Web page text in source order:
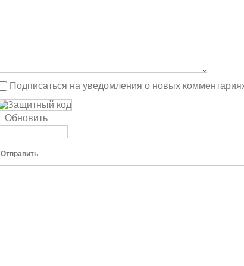
Подписаться на уведомления о новых
Обновить
Отправить